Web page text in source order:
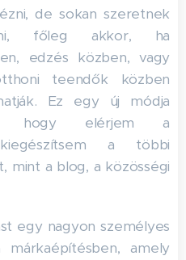
de sokan szeretnek
főleg akkor, ha
edzés közben, vagy
teendők közben
Ez egy új módja
hogy elérjem a
a többi
mint a blog, a közösségi
egy nagyon személyes
amely